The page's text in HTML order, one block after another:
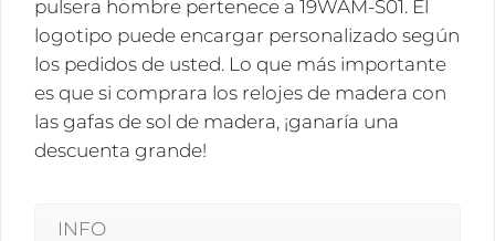
pulsera hombre pertenece a 19WAM-S01. El
logotipo puede encargar personalizado según
los pedidos de usted. Lo que más importante
es que si comprara los relojes de madera con
las gafas de sol de madera, ¡ganaría una
descuenta grande!
INFO